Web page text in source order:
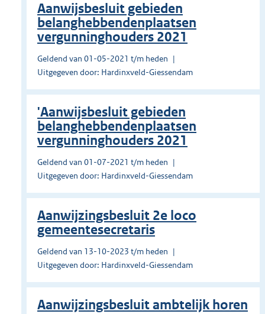
Aanwijsbesluit gebieden
belanghebbendenplaatsen
vergunninghouders 2021
Geldend van 01-05-2021 t/m heden
Uitgegeven door: Hardinxveld-Giessendam
'Aanwijsbesluit gebieden
belanghebbendenplaatsen
vergunninghouders 2021
Geldend van 01-07-2021 t/m heden
Uitgegeven door: Hardinxveld-Giessendam
Aanwijzingsbesluit 2e loco
gemeentesecretaris
Geldend van 13-10-2023 t/m heden
Uitgegeven door: Hardinxveld-Giessendam
Aanwijzingsbesluit ambtelijk horen